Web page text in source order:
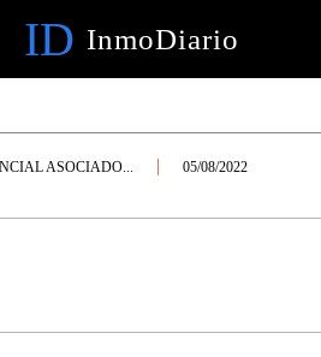
ID InmoDiario
ASOCIADO... 05/08/2022